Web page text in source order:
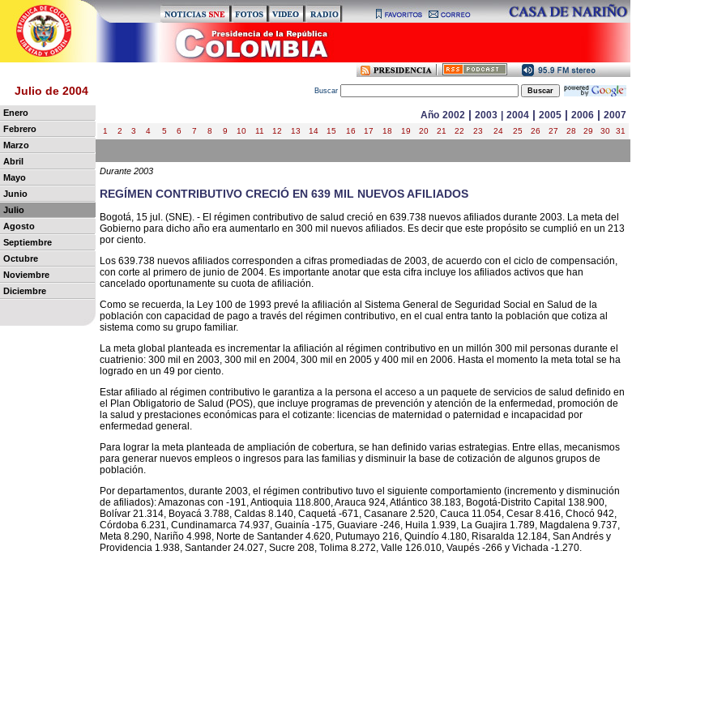
Julio de 2004 Buscar
Enero
Febrero
Marzo
Abril
Mayo
Junio
Julio
Agosto
Septiembre
Octubre
Noviembre
Diciembre
Año 2002 | 2003 2004 | 2005 | 2006 | 2007
1 2 3 4 5 6 7 8 9 10 11 12 13 14 15 16 17 18 19 20 21 22 23 24 25 26 27 28 29 30 31
Durante 2003
REGÍMEN CONTRIBUTIVO CRECIÓ EN 639 MIL NUEVOS AFILIADOS
Bogotá, 15 jul. (SNE). - El régimen contributivo de salud creció en 639.738 nuevos afiliados durante 2003. La meta del
Gobierno para dicho año era aumentarlo en 300 mil nuevos afiliados. Es decir que este propósito se cumplió en un 213
por ciento.
Los 639.738 nuevos afiliados corresponden a cifras promediadas de 2003, de acuerdo con el ciclo de compensación,
con corte al primero de junio de 2004. Es importante anotar que esta cifra incluye los afiliados activos que han
cancelado oportunamente su cuota de afiliación.
Como se recuerda, la Ley 100 de 1993 prevé la afiliación al Sistema General de Seguridad Social en Salud de la
población con capacidad de pago a través del régimen contributivo, en el cual entra tanto la población que cotiza al
sistema como su grupo familiar.
La meta global planteada es incrementar la afiliación al régimen contributivo en un millón 300 mil personas durante el
cuatrienio: 300 mil en 2003, 300 mil en 2004, 300 mil en 2005 y 400 mil en 2006. Hasta el momento la meta total se ha
logrado en un 49 por ciento.
Estar afiliado al régimen contributivo le garantiza a la persona el acceso a un paquete de servicios de salud definido en
el Plan Obligatorio de Salud (POS), que incluye programas de prevención y atención de la enfermedad, promoción de
la salud y prestaciones económicas para el cotizante: licencias de maternidad o paternidad e incapacidad por
enfermedad general.
Para lograr la meta planteada de ampliación de cobertura, se han definido varias estrategias. Entre ellas, mecanismos
para generar nuevos empleos o ingresos para las familias y disminuir la base de cotización de algunos grupos de
población.
Por departamentos, durante 2003, el régimen contributivo tuvo el siguiente comportamiento (incremento y disminución
de afiliados): Amazonas con -191, Antioquia 118.800, Arauca 924, Atlántico 38.183, Bogotá-Distrito Capital 138.900,
Bolívar 21.314, Boyacá 3.788, Caldas 8.140, Caquetá -671, Casanare 2.520, Cauca 11.054, Cesar 8.416, Chocó 942,
Córdoba 6.231, Cundinamarca 74.937, Guainía -175, Guaviare -246, Huila 1.939, La Guajira 1.789, Magdalena 9.737,
Meta 8.290, Nariño 4.998, Norte de Santander 4.620, Putumayo 216, Quindío 4.180, Risaralda 12.184, San Andrés y
Providencia 1.938, Santander 24.027, Sucre 208, Tolima 8.272, Valle 126.010, Vaupés -266 y Vichada -1.270.